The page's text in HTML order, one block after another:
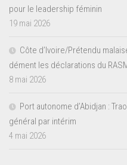
pour le leadership féminin
19 mai 2026
Côte d’Ivoire/Prétendu
dément les déclarations du
8 mai 2026
Port autonome d’Abidjan :
général par intérim
4 mai 2026